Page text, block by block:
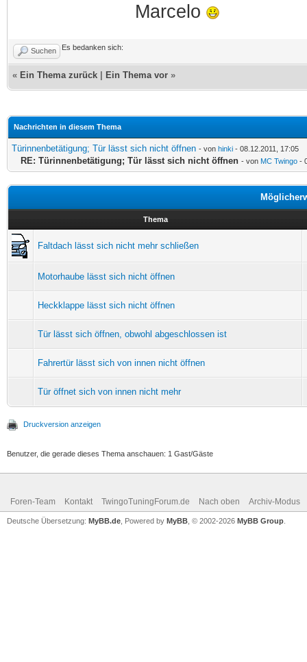
Marcelo
Suchen Es bedanken sich:
« Ein Thema zurück Ein Thema vor »
Nachrichten in diesem Thema
Türinnenbetätigung; Tür lässt sich nicht öffnen - von hinki - 08.12.2011, 17:05
RE: Türinnenbetätigung; Tür lässt sich nicht öffnen - von MC Twingo -
Thema
Faltdach lässt sich nicht mehr schließen
Motorhaube lässt sich nicht öffnen
Heckklappe lässt sich nicht öffnen
Tür lässt sich öffnen, obwohl abgeschlossen ist
Fahrertür lässt sich von innen nicht öffnen
Tür öffnet sich von innen nicht mehr
Druckversion anzeigen
Benutzer, die gerade dieses Thema anschauen: 1 Gast/Gäste
Foren-Team Kontakt TwingoTuningForum.de Nach oben Archiv-Modus
Deutsche Übersetzung: MyBB.de , Powered by MyBB , © 2002-2026 MyBB Group